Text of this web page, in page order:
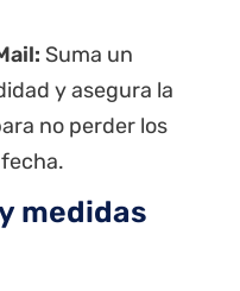
Suma un
y asegura la
no perder los
medidas